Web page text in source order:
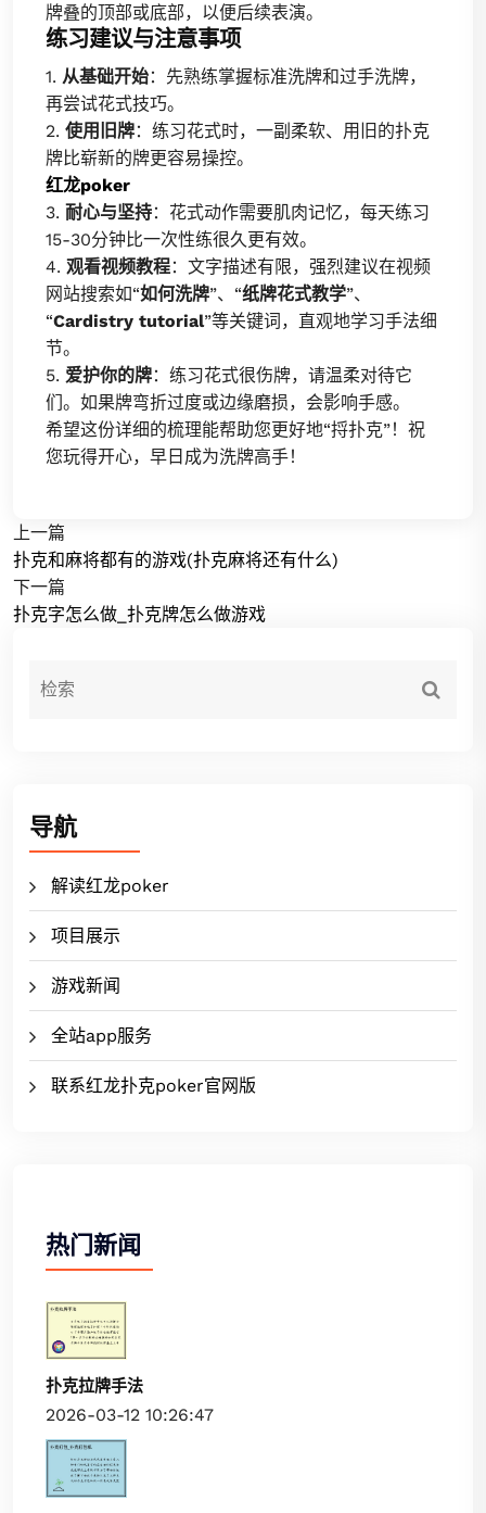
牌叠的顶部或底部，以便后续表演。
练习建议与注意事项
1. 从基础开始：先熟练掌握标准洗牌和过手洗牌，
再尝试花式技巧。
2. 使用旧牌：练习花式时，一副柔软、用旧的扑克
牌比崭新的牌更容易操控。
红龙poker
3. 耐心与坚持：花式动作需要肌肉记忆，每天练习
15-30分钟比一次性练很久更有效。
4. 观看视频教程：文字描述有限，强烈建议在视频
网站搜索如“如何洗牌”、“纸牌花式教学”、
“Cardistry tutorial”等关键词，直观地学习手法细
节。
5. 爱护你的牌：练习花式很伤牌，请温柔对待它
们。如果牌弯折过度或边缘磨损，会影响手感。
希望这份详细的梳理能帮助您更好地“捋扑克”！祝
您玩得开心，早日成为洗牌高手！
上一篇
扑克和麻将都有的游戏(扑克麻将还有什么)
下一篇
扑克字怎么做_扑克牌怎么做游戏
导航
解读红龙poker
项目展示
游戏新闻
全站app服务
联系红龙扑克poker官网版
热门新闻
扑克拉牌手法
2026-03-12 10:26:47